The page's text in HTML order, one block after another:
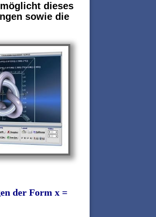
dieses
sowie die
der Form x =